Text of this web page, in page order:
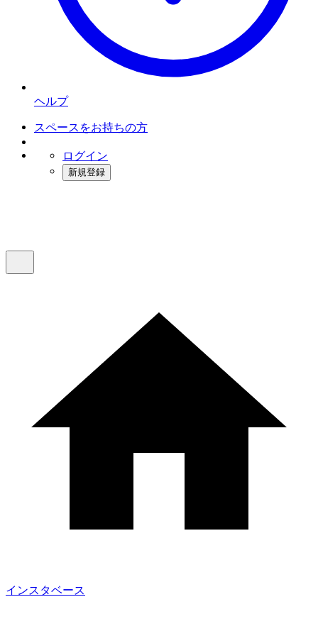
ヘルプ
スペースをお持ちの方
ログイン
新規登録
インスタベース